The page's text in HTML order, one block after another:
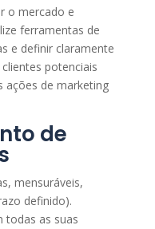
o mercado e
ferramentas de
e definir claramente
potenciais
ações de marketing
de
mensuráveis,
definido).
todas as suas